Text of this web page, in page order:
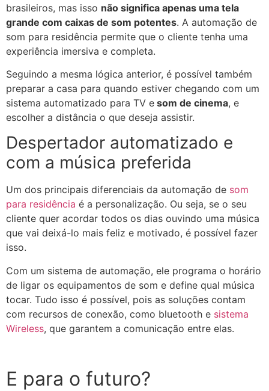
brasileiros, mas isso não significa apenas uma tela
grande com caixas de som potentes. A automação de
som para residência permite que o cliente tenha uma
experiência imersiva e completa.
Seguindo a mesma lógica anterior, é possível também
preparar a casa para quando estiver chegando com um
sistema automatizado para TV e som de cinema, e
escolher a distância o que deseja assistir.
Despertador automatizado e
com a música preferida
Um dos principais diferenciais da automação de som
para residência é a personalização. Ou seja, se o seu
cliente quer acordar todos os dias ouvindo uma música
que vai deixá-lo mais feliz e motivado, é possível fazer
isso.
Com um sistema de automação, ele programa o horário
de ligar os equipamentos de som e define qual música
tocar. Tudo isso é possível, pois as soluções contam
com recursos de conexão, como bluetooth e sistema
Wireless, que garantem a comunicação entre elas.
E para o futuro?